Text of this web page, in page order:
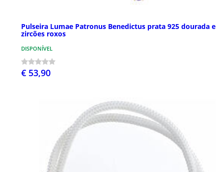
Pulseira Lumae Patronus Benedictus prata 925 dourada e
zircões roxos
DISPONÍVEL
€ 53,90